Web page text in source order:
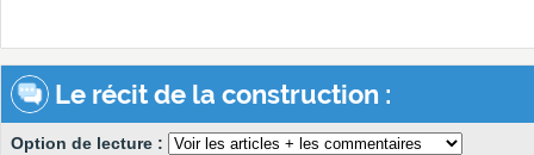
Le récit de la construction :
Option de lecture :